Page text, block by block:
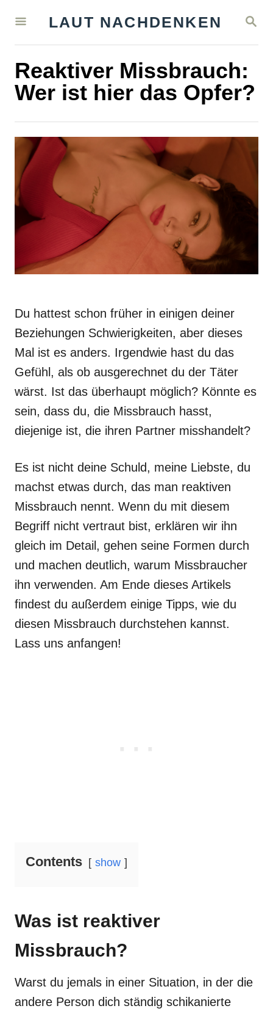
S
A
C
H
LAUT NACHDENKEN
Reaktiver Missbrauch:
Wer ist hier das Opfer?
Du hattest schon früher in einigen deiner
Beziehungen Schwierigkeiten, aber dieses
Mal ist es anders. Irgendwie hast du das
Gefühl, als ob ausgerechnet du der Täter
wärst. Ist das überhaupt möglich? Könnte es
sein, dass du, die Missbrauch hasst,
diejenige ist, die ihren Partner misshandelt?
Es ist nicht deine Schuld, meine Liebste, du
machst etwas durch, das man reaktiven
Missbrauch nennt. Wenn du mit diesem
Begriff nicht vertraut bist, erklären wir ihn
gleich im Detail, gehen seine Formen durch
und machen deutlich, warum Missbraucher
ihn verwenden. Am Ende dieses Artikels
findest du außerdem einige Tipps, wie du
diesen Missbrauch durchstehen kannst.
Lass uns anfangen!
Contents show
Was ist reaktiver
Missbrauch?
Warst du jemals in einer Situation, in der die
andere Person dich ständig schikanierte